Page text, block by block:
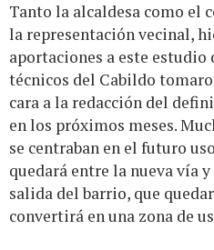
Tanto la alcaldesa como el
la representación vecinal,
aportaciones a este estudio
técnicos del Cabildo
cara a la redacción del
en los próximos meses.
se centraban en el futuro
quedará entre la nueva vía
salida del barrio, que
convertirá en una zona de